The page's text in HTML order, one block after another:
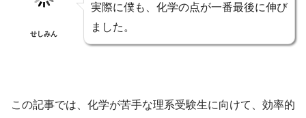
せしみん
実際に僕も、化学の点が一番最後に伸び
ました。
この記事では、化学が苦手な理系受験生に向けて、効率的